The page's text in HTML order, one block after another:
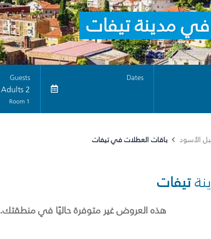
مدينة تيفات
Dates
Guests
2 Adults
1 Room
الأسود باقات العطلات في تيفات
تيفات
هذه العروض غير متوفرة حاليًا في منطقتك.